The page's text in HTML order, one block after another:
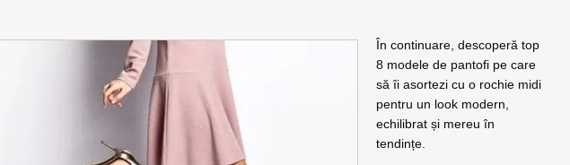
În continuare, descoperă top
8 modele de pantofi pe care
să îi asortezi cu o rochie midi
pentru un look modern,
echilibrat și mereu în
tendințe.